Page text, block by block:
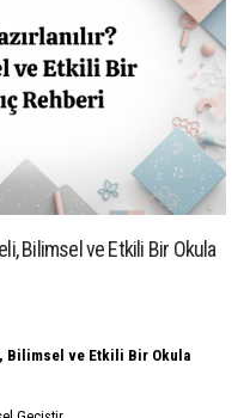
Bilimsel ve Etkili Bir Okula
Bilimsel ve Etkili Bir Okula